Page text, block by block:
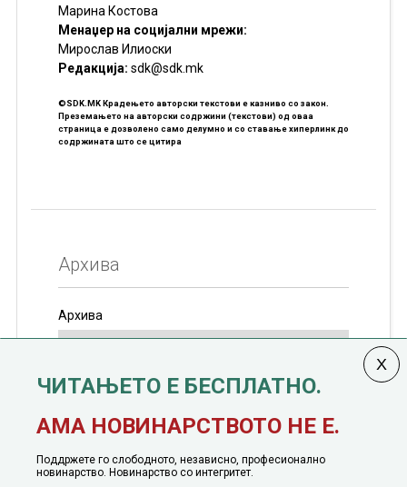
Марина Костова
Менаџер на социјални мрежи:
Мирослав Илиоски
Редакцијa: sdk@sdk.mk
©SDK.MK Крадењето авторски текстови е казниво со закон.
Преземањето на авторски содржини (текстови) од оваа
страница е дозволено само делумно и со ставање хиперлинк до
содржината што се цитира
Архива
Архива
јануари, 1991 година
ЧИТАЊЕТО Е БЕСПЛАТНО.
АМА НОВИНАРСТВОТО НЕ Е.
Поддржете го слободното, независно, професионално
новинарство. Новинарство со интегритет.